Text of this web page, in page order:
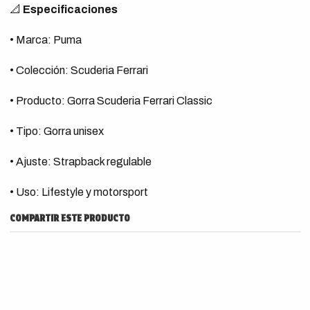
📐 Especificaciones
• Marca: Puma
• Colección: Scuderia Ferrari
• Producto: Gorra Scuderia Ferrari Classic
• Tipo: Gorra unisex
• Ajuste: Strapback regulable
• Uso: Lifestyle y motorsport
COMPARTIR ESTE PRODUCTO